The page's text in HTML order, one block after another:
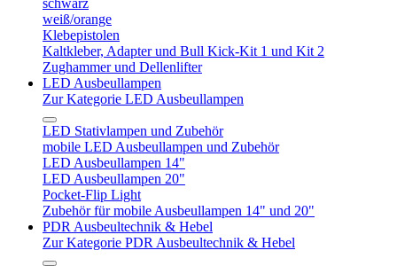
schwarz
weiß/orange
Klebepistolen
Kaltkleber, Adapter und Bull Kick-Kit 1 und Kit 2
Zughammer und Dellenlifter
LED Ausbeullampen
Zur Kategorie LED Ausbeullampen
LED Stativlampen und Zubehör
mobile LED Ausbeullampen und Zubehör
LED Ausbeullampen 14"
LED Ausbeullampen 20"
Pocket-Flip Light
Zubehör für mobile Ausbeullampen 14" und 20"
PDR Ausbeultechnik & Hebel
Zur Kategorie PDR Ausbeultechnik & Hebel